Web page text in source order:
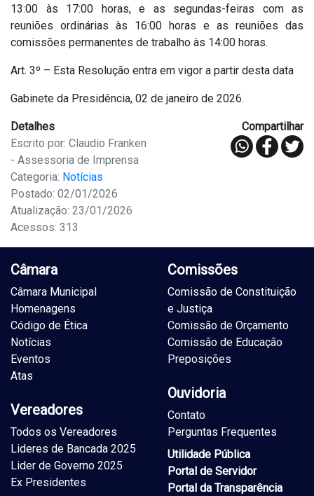
13:00 às 17:00 horas, e as segundas-feiras com as
reuniões ordinárias às 16:00 horas e as reuniões das
comissões permanentes de trabalho às 14:00 horas.
Art. 3º – Esta Resolução entra em vigor a partir desta data
Gabinete da Presidência, 02 de janeiro de 2026.
Detalhes
Escrito por: Claudio Franken
- Assessoria de Imprensa
Categoria: Notícias
Postado: 02/01/2026
Atualização: 23/01/2026
Acessos: 313
Compartilhar
Câmara
Câmara Municipal
Homenagens
Código de Ética
Notícias
Eventos
Atas
Vereadores
Todos os Vereadores
Lideres de Bancada 2025
Lider de Governo 2025
Ex Presidentes
Comissões
Comissão de Constituição
e Justiça
Comissão de Orçamento
Comissão de Educação
Preposições
Ouvidoria
Contato
Perguntas Frequentes
Utilidade Pública
Portal de Servidor
Portal da Transparência